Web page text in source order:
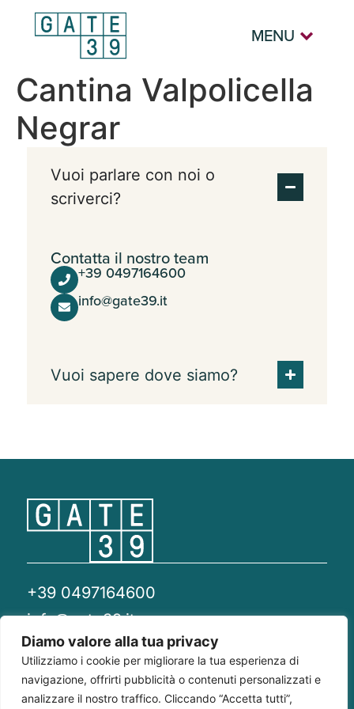
Diamo valore alla tua privacy
Utilizziamo i cookie per migliorare la tua esperienza di
navigazione, offrirti pubblicità o contenuti personalizzati e
analizzare il nostro traffico. Cliccando “Accetta tutti”,
MENU
Cantina Valpolicella
Negrar
Vuoi parlare con noi o
scriverci?
Contatta il nostro team
+39 0497164600
info@gate39.it
Vuoi sapere dove siamo?
+39 0497164600
info@gate39.it
gate39@pec.it
Privacy Policy Whistleblowing Compliance 231